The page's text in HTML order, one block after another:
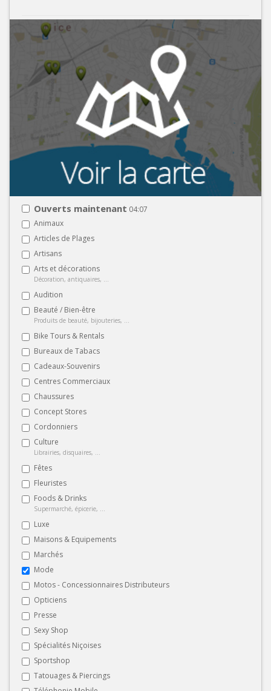
Ouverts maintenant 04:07
Animaux
Articles de Plages
Artisans
Arts et décorations
Décoration, antiquaires, ...
Audition
Beauté / Bien-être
Produits de beauté, bijouteries, ...
Bike Tours & Rentals
Bureaux de Tabacs
Cadeaux-Souvenirs
Centres Commerciaux
Chaussures
Concept Stores
Cordonniers
Culture
Librairies, disquaires, ...
Fêtes
Fleuristes
Foods & Drinks
Supermarché, épicerie, ...
Luxe
Maisons & Equipements
Marchés
Mode
Motos - Concessionnaires Distributeurs
Opticiens
Presse
Sexy Shop
Spécialités Niçoises
Sportshop
Tatouages & Piercings